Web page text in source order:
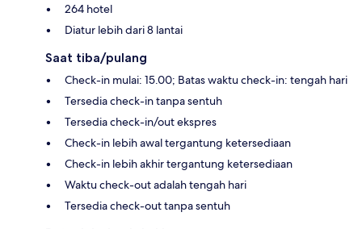
264 hotel
Diatur lebih dari 8 lantai
Saat tiba/pulang
Check-in mulai: 15.00; Batas waktu check-in: tengah hari
Tersedia check-in tanpa sentuh
Tersedia check-in/out ekspres
Check-in lebih awal tergantung ketersediaan
Check-in lebih akhir tergantung ketersediaan
Waktu check-out adalah tengah hari
Tersedia check-out tanpa sentuh